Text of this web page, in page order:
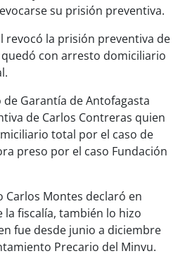
su prisión preventiva.
revocó la prisión preventiva de
quedó con arresto domiciliario
de Garantía de Antofagasta
de Carlos Contreras quien
total por el caso de
preso por el caso Fundación
Carlos Montes declaró en
fiscalía, también lo hizo
fue desde junio a diciembre
Precario del Minvu.